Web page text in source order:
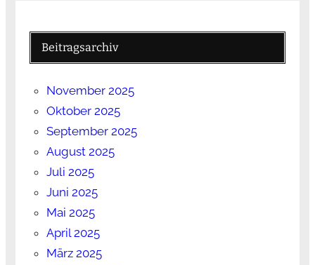
Beitragsarchiv
November 2025
Oktober 2025
September 2025
August 2025
Juli 2025
Juni 2025
Mai 2025
April 2025
März 2025